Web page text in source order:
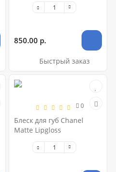
850.00 р.
Быстрый заказ
0
Блеск для губ Chanel
Matte Lipgloss